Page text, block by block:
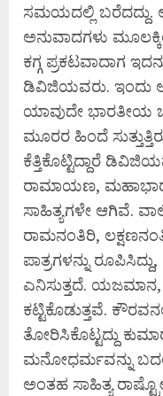
ಸಮಯದಲ್ಲಿ ಬರೆದದ್ದು.
ಅನುವಾದಗಳು
ಕಗ್ಗ ಪ್ರಕಟವಾದಾಗ
ಡಿವಿಜಿಯವರು. ಇಂದು
ಯಾವುದೇ ಭಾರತೀಯ
ಮೂರರ ಹಿಂದೆ
ಕೆತ್ತಿಕೊಟ್ಟಿದ್ದಾರೆ
ರಾಮಾಯಣ,
ಸಾಹಿತ್ಯಗಳೇ ಆಗಿವೆ.
ರಾಮನಂತಿರಿ,
ಪಾತ್ರಗಳನ್ನು
ಎನಿಸುತ್ತದೆ. ಯಜಮಾನ,
ಕಟ್ಟಿಕೊಡುತ್ತವೆ.
ತೋರಿಸಿಕೊಟ್ಟದ್ದು
ಮನೋಧರ್ಮವನ್ನು
ಅಂತಹ ಸಾಹಿತ್ಯ